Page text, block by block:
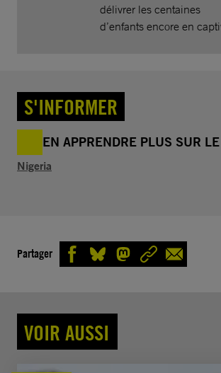
délivrer les centaines
d’enfants encore en
S'INFORMER
EN APPRENDRE PLUS SUR LE
Nigeria
Partager
VOIR AUSSI